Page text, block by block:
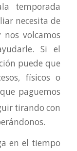
temporada
necesita de
volcamos
Si el
puede que
físicos o
paguemos
tirando con
en el tiempo